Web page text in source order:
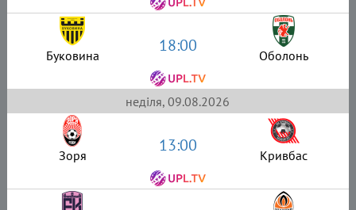
Буковина 18:00 Оболонь
неділя, 09.08.2026
Зоря 13:00 Кривбас